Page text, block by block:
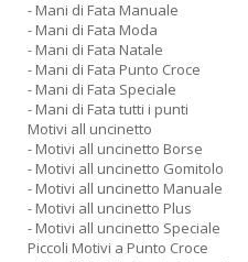
- Mani di Fata Manuale
- Mani di Fata Moda
- Mani di Fata Natale
- Mani di Fata Punto Croce
- Mani di Fata Speciale
- Mani di Fata tutti i punti
Motivi all uncinetto
- Motivi all uncinetto Borse
- Motivi all uncinetto Gomitolo
- Motivi all uncinetto Manuale
- Motivi all uncinetto Plus
- Motivi all uncinetto Speciale
Piccoli Motivi a Punto Croce